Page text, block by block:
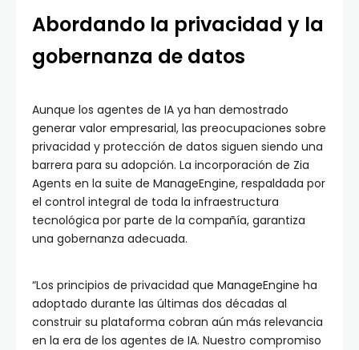
Abordando la privacidad y la
gobernanza de datos
Aunque los agentes de IA ya han demostrado
generar valor empresarial, las preocupaciones sobre
privacidad y protección de datos siguen siendo una
barrera para su adopción. La incorporación de Zia
Agents en la suite de ManageEngine, respaldada por
el control integral de toda la infraestructura
tecnológica por parte de la compañía, garantiza
una gobernanza adecuada.
“Los principios de privacidad que ManageEngine ha
adoptado durante las últimas dos décadas al
construir su plataforma cobran aún más relevancia
en la era de los agentes de IA. Nuestro compromiso